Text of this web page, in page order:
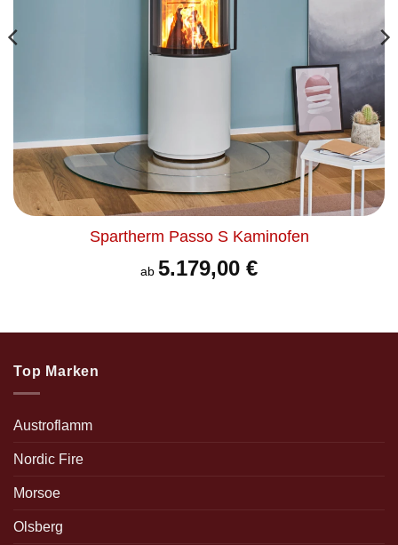
Spartherm Passo S Kaminofen
ab 5.179,00 €
Top Marken
Austroflamm
Nordic Fire
Morsoe
Olsberg